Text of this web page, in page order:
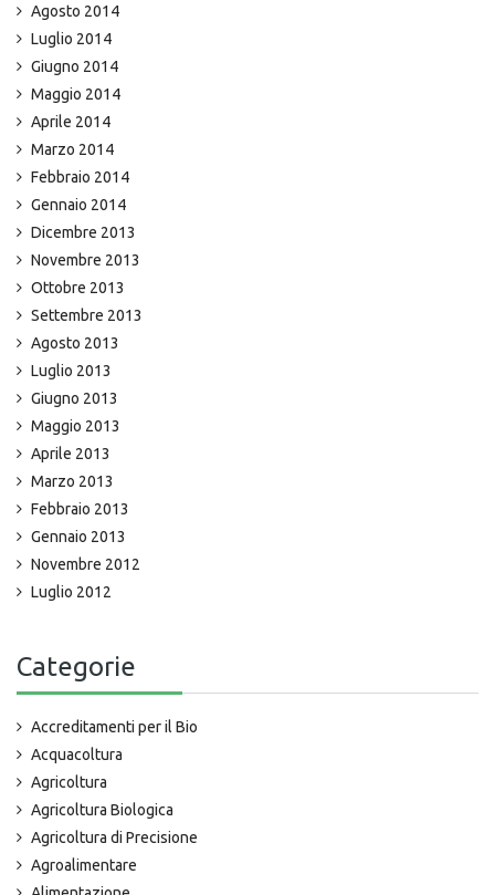
Agosto 2014
Luglio 2014
Giugno 2014
Maggio 2014
Aprile 2014
Marzo 2014
Febbraio 2014
Gennaio 2014
Dicembre 2013
Novembre 2013
Ottobre 2013
Settembre 2013
Agosto 2013
Luglio 2013
Giugno 2013
Maggio 2013
Aprile 2013
Marzo 2013
Febbraio 2013
Gennaio 2013
Novembre 2012
Luglio 2012
Categorie
Accreditamenti per il Bio
Acquacoltura
Agricoltura
Agricoltura Biologica
Agricoltura di Precisione
Agroalimentare